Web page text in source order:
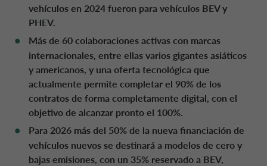
SUECIA CA AUTO FINANCE
SUIZA CA AUTO FINANCE
vehículos en 2024 fueron para vehículos BEV y
PHEV.
Más de 60 colaboraciones activas con marcas
internacionales, entre ellas varios gigantes asiáticos
y americanos, y una oferta tecnológica que
actualmente permite completar el 90% de los
contratos de forma completamente digital, con el
objetivo de alcanzar pronto el 100%.
Para 2026 más del 50% de la nueva financiación de
vehículos nuevos se destinará a modelos de cero y
bajas emisiones, con un 35% reservado a BEV,